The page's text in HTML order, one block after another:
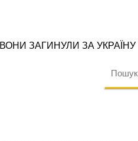
ВОНИ ЗАГИНУЛИ ЗА УКРАЇНУ